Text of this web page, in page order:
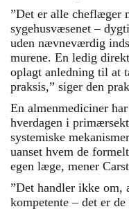
”Det er alle cheflæger
sygehusvæsenet –
uden nævneværdig
murene. En ledig
oplagt anledning til at
praksis,” siger den
En almenmediciner
hverdagen i
systemiske
uanset hvem de
egen læge, mener
”Det handler ikke om,
kompetente – det er